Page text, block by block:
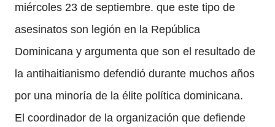
miércoles 23 de septiembre. que este tipo de
asesinatos son legión en la República
Dominicana y argumenta que son el resultado de
la antihaitianismo defendió durante muchos años
por una minoría de la élite política dominicana.
El coordinador de la organización que defiende